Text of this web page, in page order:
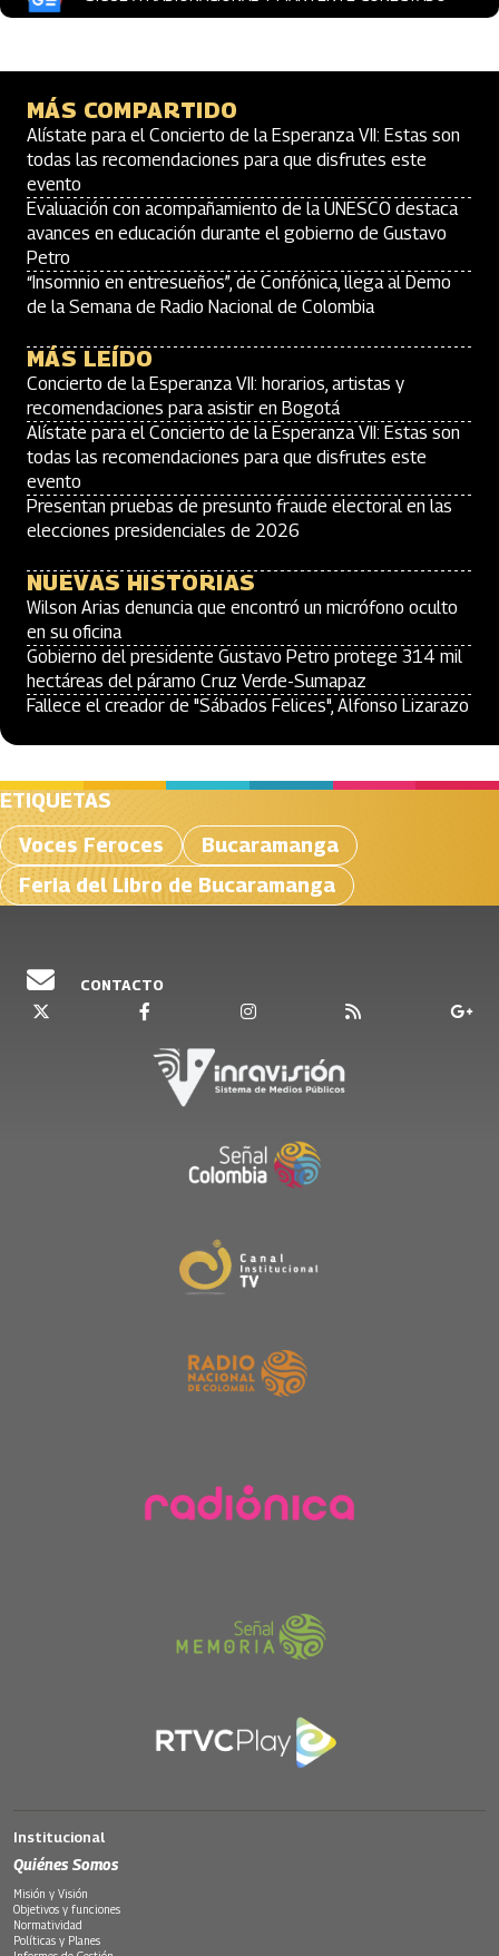
MÁS COMPARTIDO
Alístate para el Concierto de la Esperanza VII: Estas son
todas las recomendaciones para que disfrutes este
evento
Evaluación con acompañamiento de la UNESCO destaca
avances en educación durante el gobierno de Gustavo
Petro
“Insomnio en entresueños”, de Confónica, llega al Demo
de la Semana de Radio Nacional de Colombia
MÁS LEÍDO
Concierto de la Esperanza VII: horarios, artistas y
recomendaciones para asistir en Bogotá
Alístate para el Concierto de la Esperanza VII: Estas son
todas las recomendaciones para que disfrutes este
evento
Presentan pruebas de presunto fraude electoral en las
elecciones presidenciales de 2026
NUEVAS HISTORIAS
Wilson Arias denuncia que encontró un micrófono oculto
en su oficina
Gobierno del presidente Gustavo Petro protege 314 mil
hectáreas del páramo Cruz Verde-Sumapaz
Fallece el creador de "Sábados Felices", Alfonso Lizarazo
ETIQUETAS
Voces Feroces
Bucaramanga
Feria del Libro de Bucaramanga
CONTACTO
Institucional
Quiénes Somos
Misión y Visión
Objetivos y funciones
Normatividad
Políticas y Planes